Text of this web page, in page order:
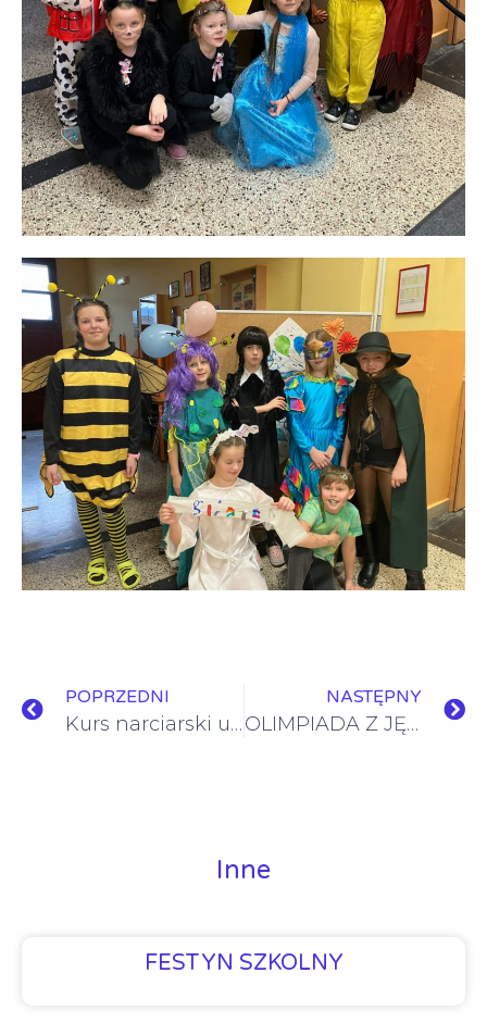
POPRZEDNI
Kurs narciarski uczniów klas 7. – 9.
NASTĘPNY
OLIMPIADA Z JĘZYKA ANGIELSKIEGO – KONKURS W KONWERSACJI W JĘZYKU ANGIELSKIM
Inne
FESTYN SZKOLNY